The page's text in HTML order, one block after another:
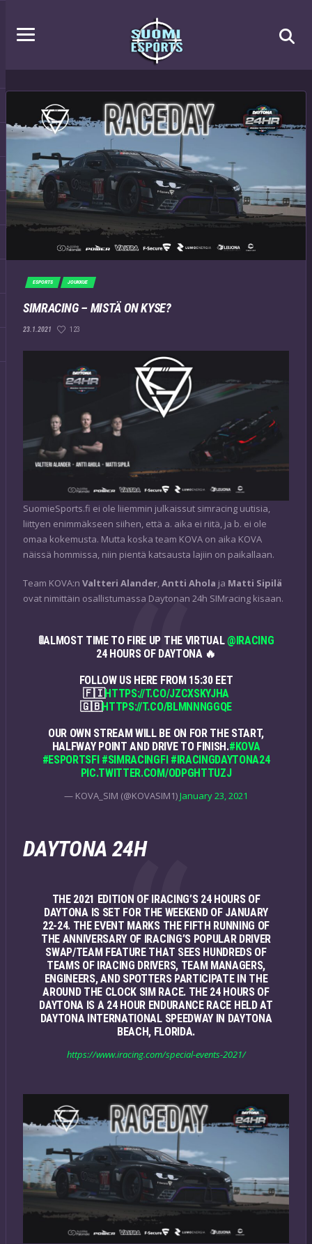
ESPORTS JOUKKUE
SIMRACING – MISTÄ ON KYSE?
23.1.2021 123
SuomieSports.fi ei ole liiemmin julkaissut simracing uutisia,
liittyen enimmäkseen siihen, että a. aika ei riitä, ja b. ei ole
omaa kokemusta. Mutta koska team KOVA on aika KOVA
näissä hommissa, niin pientä katsausta lajiin on paikallaan.
Team KOVA:n Valtteri Alander,Antti Ahola ja Matti Sipilä
ovat nimittäin osallistumassa Daytonan 24h SIMracing kisaan.
🚦ALMOST TIME TO FIRE UP THE VIRTUAL@IRACING
24 HOURS OF DAYTONA 🔥
FOLLOW US HERE FROM 15:30 EET
🇫🇮HTTPS://T.CO/JZCXSKYJHA
🇬🇧HTTPS://T.CO/BLMNNNGGQE
OUR OWN STREAM WILL BE ON FOR THE START,
HALFWAY POINT AND DRIVE TO FINISH.#KOVA
#ESPORTSFI #SIMRACINGFI #IRACINGDAYTONA24
PIC.TWITTER.COM/ODPGHTTUZJ
— KOVA_SIM (@KOVASIM1)January 23, 2021
DAYTONA 24H
THE 2021 EDITION OF IRACING’S 24 HOURS OF
DAYTONA IS SET FOR THE WEEKEND OF JANUARY
22-24. THE EVENT MARKS THE FIFTH RUNNING OF
THE ANNIVERSARY OF IRACING’S POPULAR DRIVER
SWAP/TEAM FEATURE THAT SEES HUNDREDS OF
TEAMS OF IRACING DRIVERS, TEAM MANAGERS,
ENGINEERS, AND SPOTTERS PARTICIPATE IN THE
AROUND THE CLOCK SIM RACE. THE 24 HOURS OF
DAYTONA IS A 24 HOUR ENDURANCE RACE HELD AT
DAYTONA INTERNATIONAL SPEEDWAY IN DAYTONA
BEACH, FLORIDA.
https://www.iracing.com/special-events-2021/